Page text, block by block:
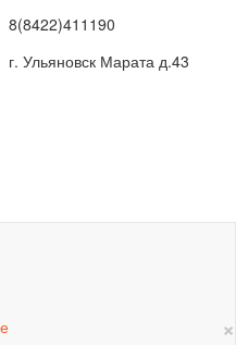
8(8422)411190
г. Ульяновск Марата д.43
×